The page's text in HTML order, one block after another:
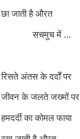
छा जाती है औरत
सचमुच में ...
रिसते अंतस के दर्दों पर
जीवन के जलते जख्मों पर
हमदर्दी का कोमल फाया